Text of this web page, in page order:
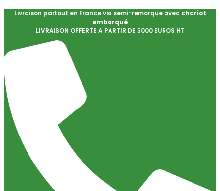
Livraison partout en France via semi-remorque avec chariot
embarqué
LIVRAISON OFFERTE A PARTIR DE 5000 EUROS HT